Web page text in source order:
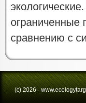
ограниченные
сравнению с
(с) 2026 -